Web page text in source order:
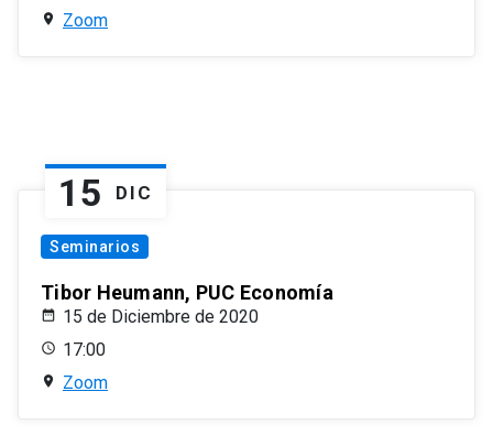
Zoom
15 DIC
Seminarios
Tibor Heumann, PUC Economía
15 de Diciembre de 2020
17:00
Zoom